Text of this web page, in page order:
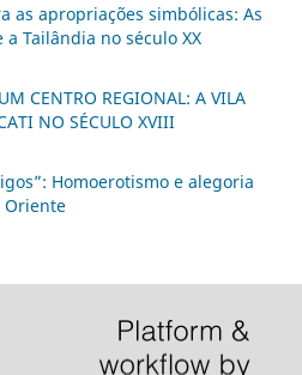
as apropriações simbólicas: As
Tailândia no século XX
CENTRO REGIONAL: A VILA
NO SÉCULO XVIII
Homoerotismo e alegoria
Oriente